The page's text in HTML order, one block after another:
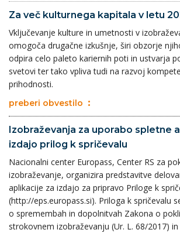
Za več kulturnega kapitala v letu
Vključevanje kulture in umetnosti v
omogoča drugačne izkušnje, širi obzorje
odpira celo paleto kariernih poti in ustvarja
svetovi ter tako vpliva tudi na razvoj
prihodnosti.
preberi obvestilo
Izobraževanja za uporabo spletne
izdajo prilog k spričevalu
Nacionalni center Europass, Center RS za
izobraževanje, organizira predstavitve
aplikacije za izdajo za pripravo Priloge k
(http://eps.europass.si). Priloga k spričevalu
o spremembah in dopolnitvah Zakona o
strokovnem izobraževanju (Ur. L. 68/2017)